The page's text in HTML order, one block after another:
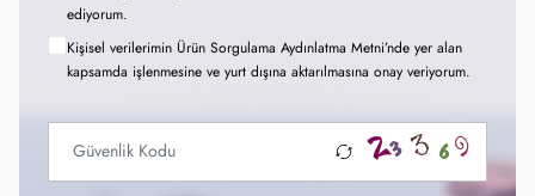
ediyorum.
Kişisel verilerimin Ürün Sorgulama Aydınlatma Metni’nde yer alan
kapsamda işlenmesine ve yurt dışına aktarılmasına onay veriyorum.